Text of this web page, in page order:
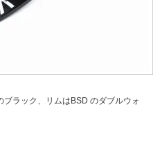
ラック、リムはBSD のダブルウォ